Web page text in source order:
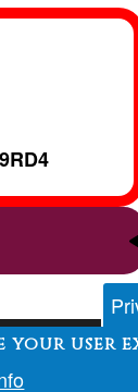
your user